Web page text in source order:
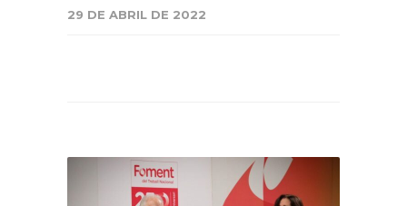
29 DE ABRIL DE 2022